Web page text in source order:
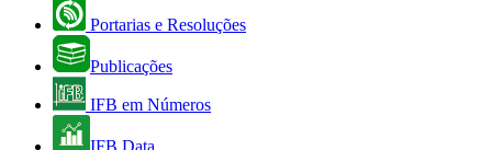
Portarias e Resoluções
Publicações
IFB em Números